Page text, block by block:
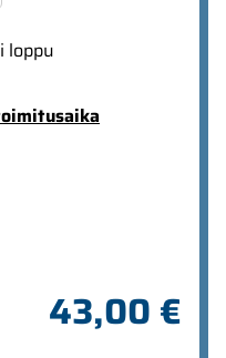
loppu
43,00 €